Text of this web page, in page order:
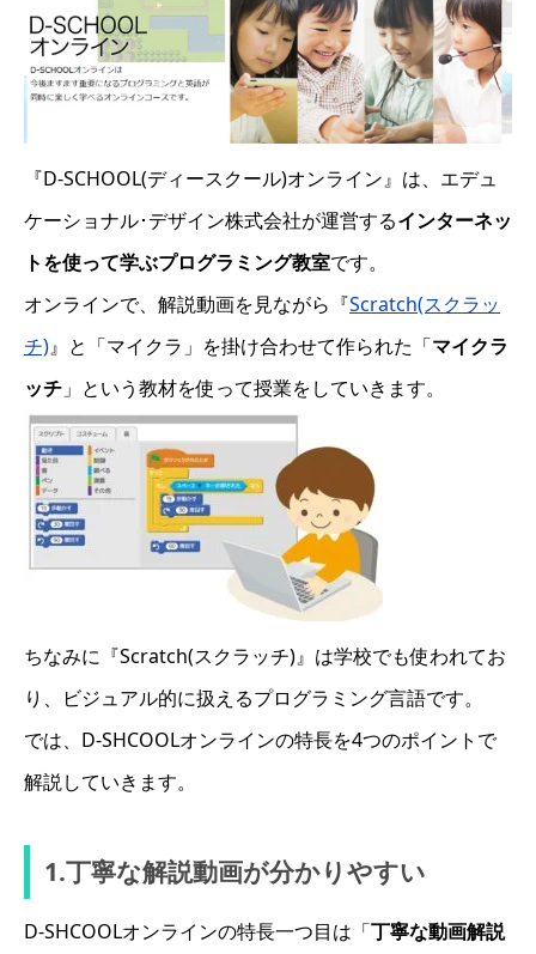
『D-SCHOOL(ディースクール)オンライン』は、エデュ
ケーショナル･デザイン株式会社が運営するインターネッ
トを使って学ぶプログラミング教室です。
オンラインで、解説動画を見ながら『Scratch(スクラッ
チ)』と「マイクラ」を掛け合わせて作られた「マイクラ
ッチ 」という教材を使って授業をしていきます。
ちなみに『Scratch(スクラッチ)』は学校でも使われてお
り、ビジュアル的に扱えるプログラミング言語です。
では、D-SHCOOLオンラインの特長を4つのポイントで
解説していきます。
1.丁寧な解説動画が分かりやすい
D-SHCOOLオンラインの特長一つ目は「丁寧な動画解説